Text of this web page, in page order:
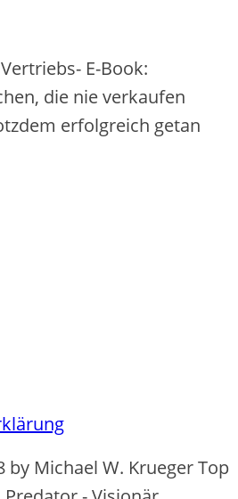
E-Book:
die nie verkaufen
erfolgreich getan
by Michael W. Krueger Top